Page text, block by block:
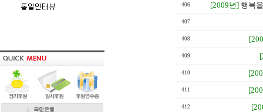
406 [2009년] 행복
407
408
409
410
411
412